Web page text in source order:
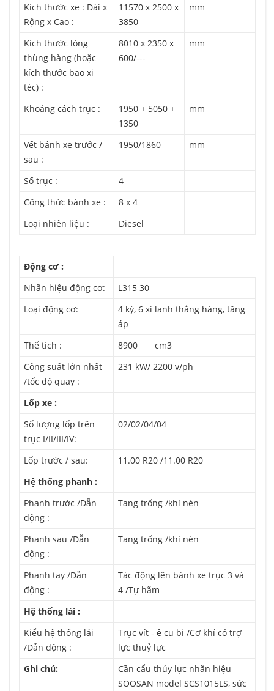
Kích thước xe : Dài x
Rộng x Cao :
11570 x 2500 x
3850
mm
Kích thước lòng
thùng hàng (hoặc
kích thước bao xi
téc) :
8010 x 2350 x
600/---
mm
Khoảng cách trục :
1950 + 5050 +
1350
mm
Vết bánh xe trước /
sau :
1950/1860 mm
Số trục :
4
Công thức bánh xe :
8 x 4
Loại nhiên liệu :
Diesel
Động cơ :
Nhãn hiệu động cơ:
L315 30
Loại động cơ:
4 kỳ, 6 xi lanh thẳng hàng, tăng
áp
Thể tích :
8900 cm3
Công suất lớn nhất
/tốc độ quay :
231 kW/ 2200 v/ph
Lốp xe :
Số lượng lốp trên
trục I/II/III/IV:
02/02/04/04
Lốp trước / sau:
11.00 R20 /11.00 R20
Hệ thống phanh :
Phanh trước /Dẫn
động :
Tang trống /khí nén
Phanh sau /Dẫn
động :
Tang trống /khí nén
Phanh tay /Dẫn
động :
Tác động lên bánh xe trục 3 và
4 /Tự hãm
Hệ thống lái :
Kiểu hệ thống lái
/Dẫn động :
Trục vít - ê cu bi /Cơ khí có trợ
lực thuỷ lực
Ghi chú:
Cần cẩu thủy lực nhãn hiệu
SOOSAN model SCS1015LS, sức